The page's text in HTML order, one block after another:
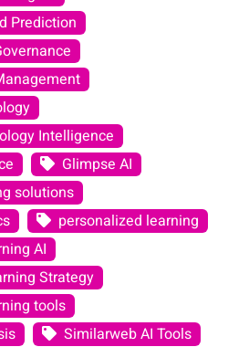
Prediction
Intelligence
Glimpse AI
solutions
personalized learning
AI
Strategy
tools
Similarweb AI Tools